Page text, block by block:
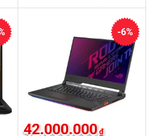
-6%
42.000.000 ₫